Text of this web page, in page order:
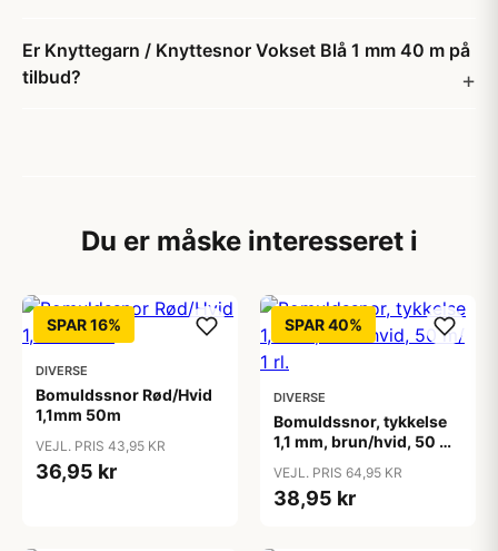
Er Knyttegarn / Knyttesnor Vokset Blå 1 mm 40 m på
tilbud?
Du er måske interesseret i
SPAR 16%
DIVERSE
Bomuldssnor Rød/Hvid
1,1mm 50m
VEJL. PRIS 43,95 KR
36,95 kr
SPAR 40%
DIVERSE
Bomuldssnor, tykkelse
1,1 mm, brun/hvid, 50 m/
VEJL. PRIS 64,95 KR
38,95 kr